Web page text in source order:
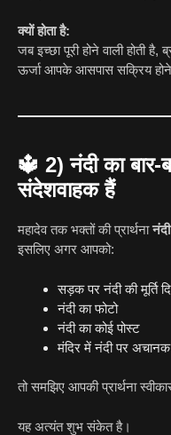
क्यों होता है:
जब इच्छा पूरी होने वाली होती है,
ऊर्जा आपके आसपास सक्रिय
🔱 2) नंदी का बार-
संदेशवाहक हैं
महादेव तक भक्तों की प्रार्थना
इसलिए अगर आपको:
सड़क पर नंदी की मूर्ति
नंदी का फोटो
नंदी का कोई पोस्ट
मंदिर में नंदी पर
तो समझिए आपकी प्रार्थना
यह अत्यंत शुभ संकेत है।